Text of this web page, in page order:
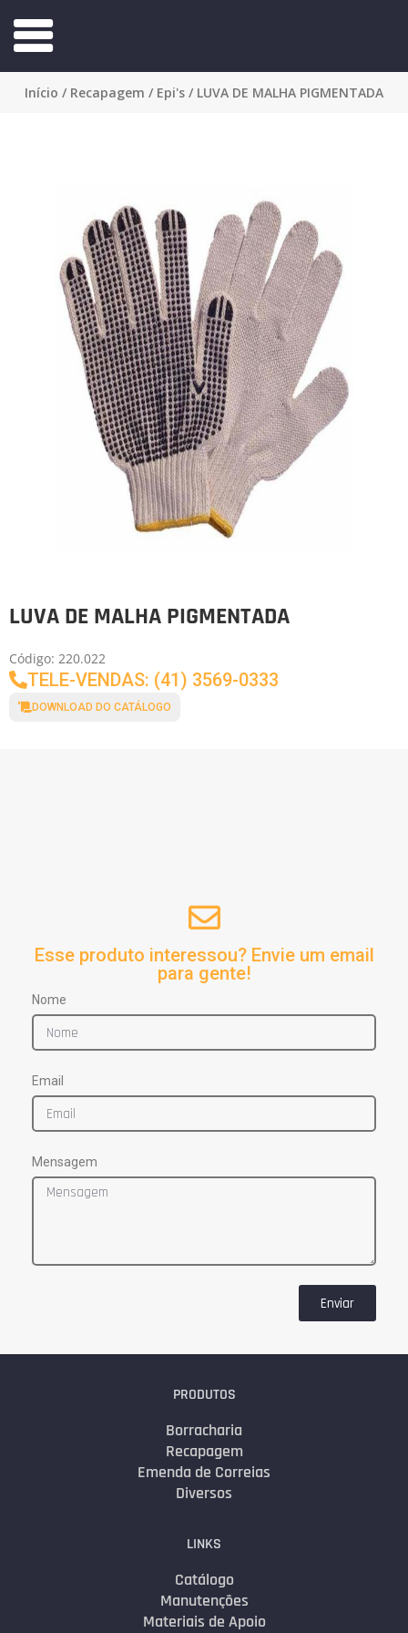
Início / Recapagem / Epi's / LUVA DE MALHA PIGMENTADA
LUVA DE MALHA PIGMENTADA
Código: 220.022
TELE-VENDAS: (41) 3569-0333
DOWNLOAD DO CATÁLOGO
Esse produto interessou? Envie um email
para gente!
Nome
Email
Mensagem
Enviar
PRODUTOS
Borracharia
Recapagem
Emenda de Correias
Diversos
LINKS
Catálogo
Manutenções
Materiais de Apoio